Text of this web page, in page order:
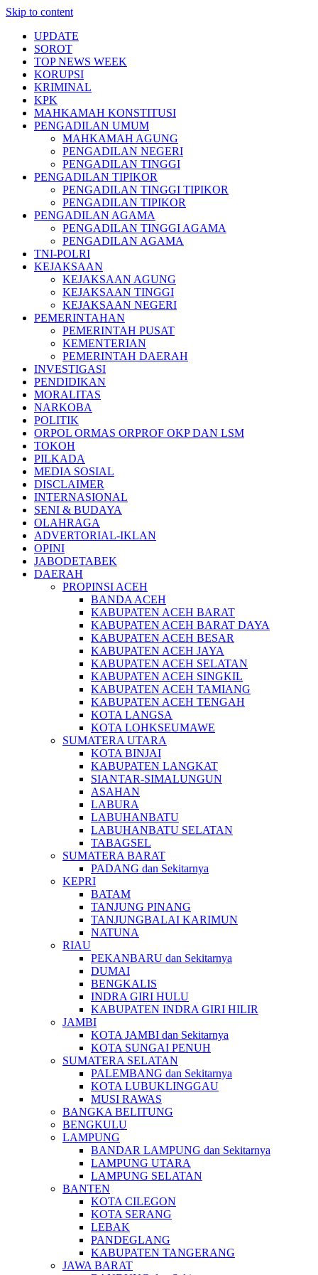
Skip to content
UPDATE
SOROT
TOP NEWS WEEK
KORUPSI
KRIMINAL
KPK
MAHKAMAH KONSTITUSI
PENGADILAN UMUM
MAHKAMAH AGUNG
PENGADILAN NEGERI
PENGADILAN TINGGI
PENGADILAN TIPIKOR
PENGADILAN TINGGI TIPIKOR
PENGADILAN TIPIKOR
PENGADILAN AGAMA
PENGADILAN TINGGI AGAMA
PENGADILAN AGAMA
TNI-POLRI
KEJAKSAAN
KEJAKSAAN AGUNG
KEJAKSAAN TINGGI
KEJAKSAAN NEGERI
PEMERINTAHAN
PEMERINTAH PUSAT
KEMENTERIAN
PEMERINTAH DAERAH
INVESTIGASI
PENDIDIKAN
MORALITAS
NARKOBA
POLITIK
ORPOL ORMAS ORPROF OKP DAN LSM
TOKOH
PILKADA
MEDIA SOSIAL
DISCLAIMER
INTERNASIONAL
SENI & BUDAYA
OLAHRAGA
ADVERTORIAL-IKLAN
OPINI
JABODETABEK
DAERAH
PROPINSI ACEH
BANDA ACEH
KABUPATEN ACEH BARAT
KABUPATEN ACEH BARAT DAYA
KABUPATEN ACEH BESAR
KABUPATEN ACEH JAYA
KABUPATEN ACEH SELATAN
KABUPATEN ACEH SINGKIL
KABUPATEN ACEH TAMIANG
KABUPATEN ACEH TENGAH
KOTA LANGSA
KOTA LOHKSEUMAWE
SUMATERA UTARA
KOTA BINJAI
KABUPATEN LANGKAT
SIANTAR-SIMALUNGUN
ASAHAN
LABURA
LABUHANBATU
LABUHANBATU SELATAN
TABAGSEL
SUMATERA BARAT
PADANG dan Sekitarnya
KEPRI
BATAM
TANJUNG PINANG
TANJUNGBALAI KARIMUN
NATUNA
RIAU
PEKANBARU dan Sekitarnya
DUMAI
BENGKALIS
INDRA GIRI HULU
KABUPATEN INDRA GIRI HILIR
JAMBI
KOTA JAMBI dan Sekitarnya
KOTA SUNGAI PENUH
SUMATERA SELATAN
PALEMBANG dan Sekitarnya
KOTA LUBUKLINGGAU
MUSI RAWAS
BANGKA BELITUNG
BENGKULU
LAMPUNG
BANDAR LAMPUNG dan Sekitarnya
LAMPUNG UTARA
LAMPUNG SELATAN
BANTEN
KOTA CILEGON
KOTA SERANG
LEBAK
PANDEGLANG
KABUPATEN TANGERANG
JAWA BARAT